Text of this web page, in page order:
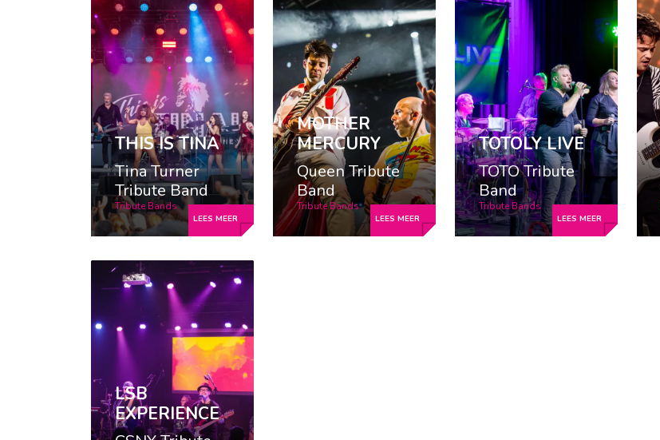
THIS IS TINA
Tina Turner
Tribute Band
Tribute Bands
MOTHER
MERCURY
Queen Tribute
Band
Tribute Bands
TOTOLY LIVE
TOTO Tribute
Band
Tribute Bands
LSB
EXPERIENCE